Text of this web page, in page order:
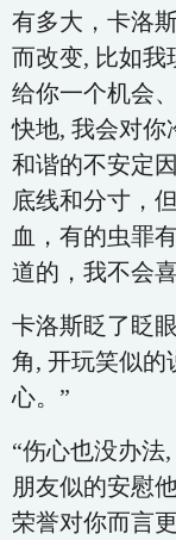
有多大，卡洛
而改变, 比如我
给你一个机会
快地, 我会对你
和谐的不安定
底线和分寸，
血，有的虫罪
道的，我不会
卡洛斯眨了眨
角, 开玩笑似的
心。”
“伤心也没办法
朋友似的安慰
荣誉对你而言